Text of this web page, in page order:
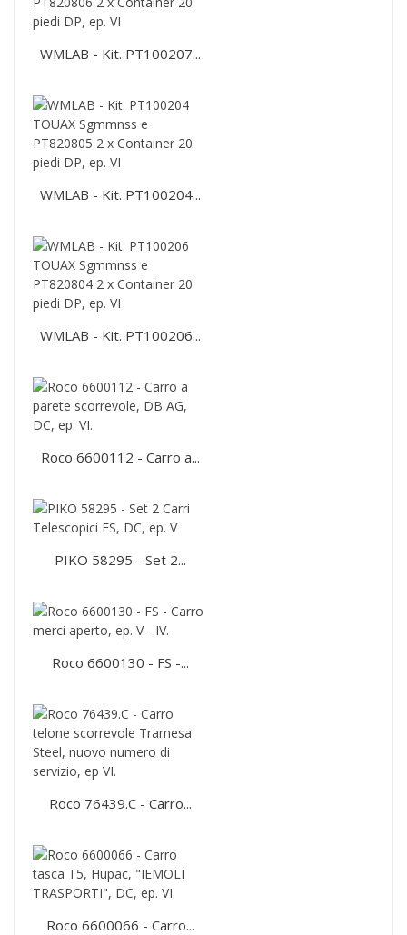
WMLAB - Kit. PT100207...
WMLAB - Kit. PT100204...
WMLAB - Kit. PT100206...
Roco 6600112 - Carro a...
PIKO 58295 - Set 2...
Roco 6600130 - FS -...
Roco 76439.C - Carro...
Roco 6600066 - Carro...